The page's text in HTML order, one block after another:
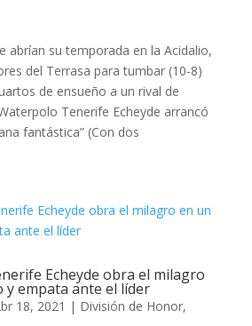
abrían su temporada en la Acidalio,
del Terrasa para tumbar (10-8)
de ensueño a un rival de
Tenerife Echeyde arrancó
fantástica” (Con dos
Echeyde obra el milagro
y empata ante el líder
18, 2021 | División de Honor,